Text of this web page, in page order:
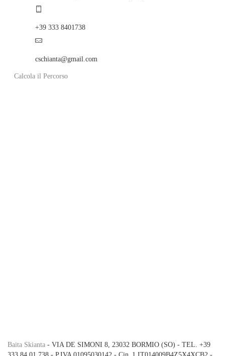
+39 333 8401738
cschianta@gmail.com
Calcola il Percorso
Baita Skianta - VIA DE SIMONI 8, 23032 BORMIO (SO) - TEL. +39